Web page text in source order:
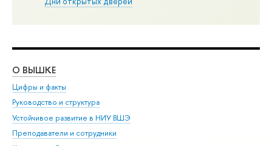
О ВЫШКЕ
Цифры и факты
Руководство и структура
Устойчивое развитие в НИУ ВШЭ
Преподаватели и сотрудники